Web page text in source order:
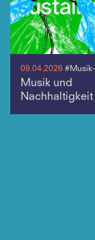
09.04.2026
Musik und
Nachhaltigkeit